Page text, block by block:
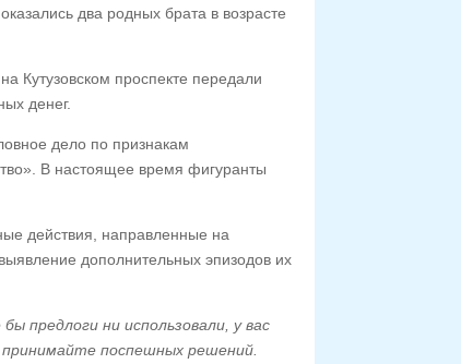
два родных брата в возрасте
Кутузовском проспекте передали
денег.
дело по признакам
В настоящее время фигуранты
действия, направленные на
дополнительных эпизодов их
предлоги ни использовали, у вас
поспешных решений.